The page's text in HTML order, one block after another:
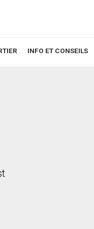
INFO ET CONSEILS